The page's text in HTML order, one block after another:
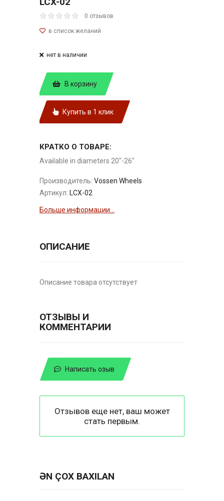
0 отзывов
нет в наличии
В корзину
Купить в 1 клик
КРАТКО О ТОВАРЕ:
Available in diameters 20"-26"
Производитель: Vossen Wheels
Артикул: LCX-02
Больше информации...
ОПИСАНИЕ
Описание товара отсутствует
ОТЗЫВЫ И
КОММЕНТАРИИ
Написать озыв
Отзывов еще нет, ваш может
стать первым.
ƏN ÇOX BAXILAN